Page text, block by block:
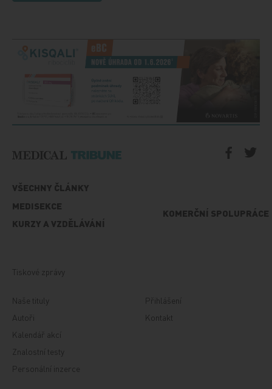
VŠECHNY ČLÁNKY
MEDISEKCE
KURZY A VZDĚLÁVÁNÍ
KOMERČNÍ SPOLUPRÁCE
Tiskové zprávy
Naše tituly
Autoři
Kalendář akcí
Znalostní testy
Personální inzerce
Přihlášení
Kontakt